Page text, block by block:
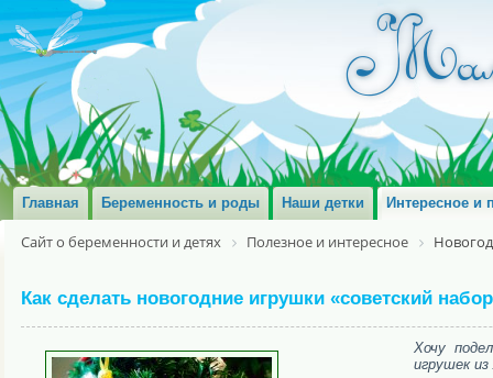
Главная Беременность и роды Наши детки Интересное и
Сайт о беременности и детях Полезное и интересное
Как сделать новогодние игрушки «советский
Хочу
игрушек